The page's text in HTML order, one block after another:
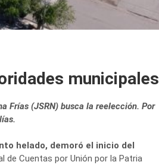
municipales
Frías (JSRN) busca la reelección. Por
helado, demoró el inicio del
de Cuentas por Unión por la Patria